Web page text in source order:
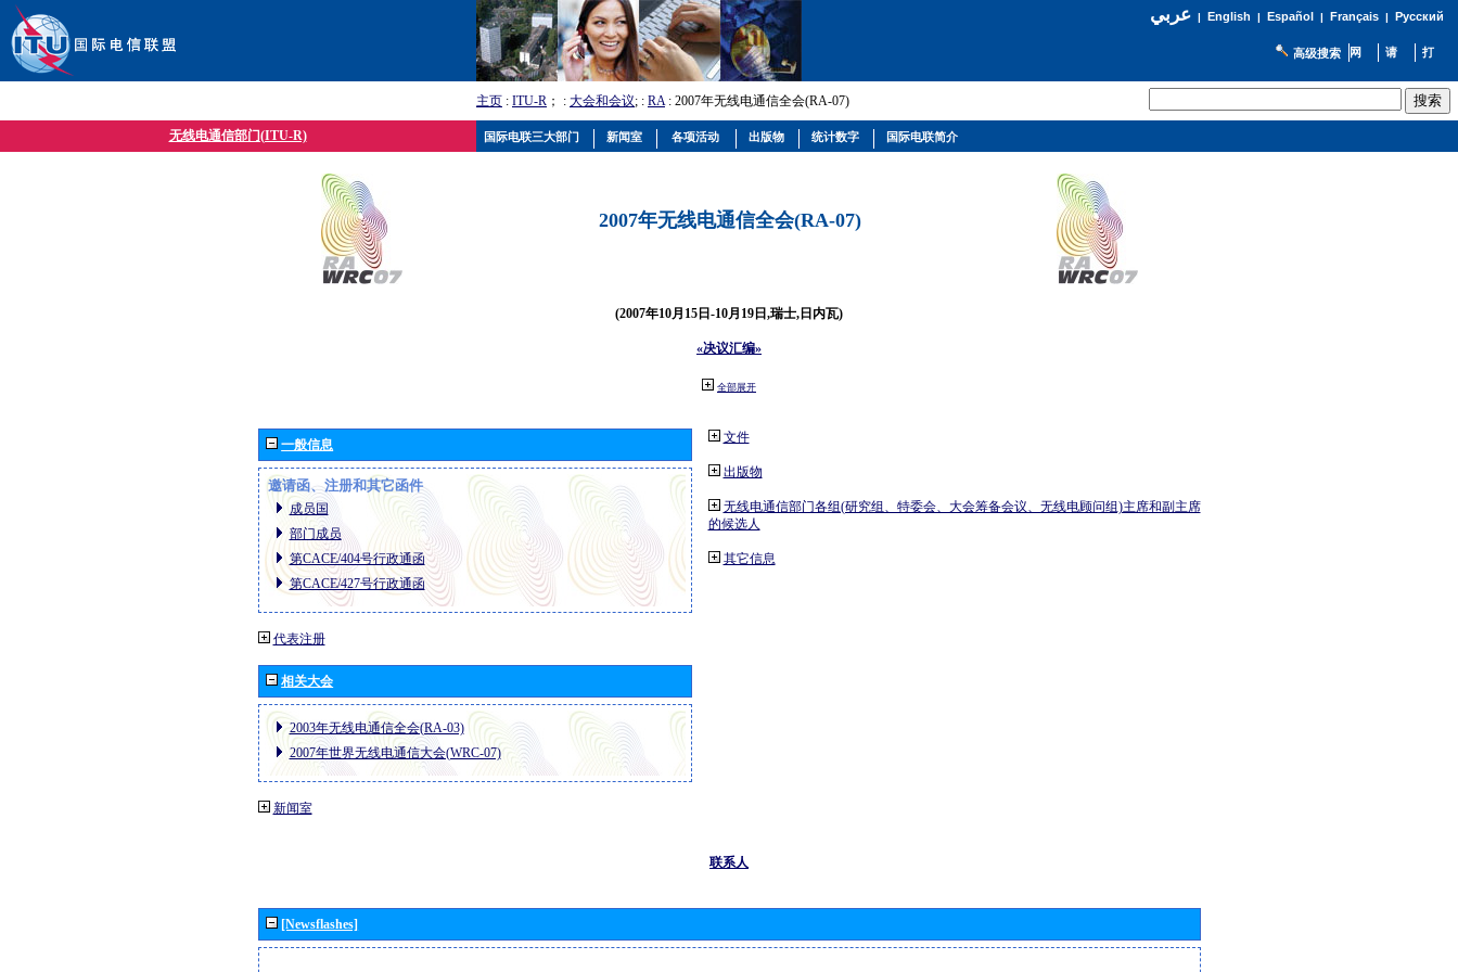
عربي| English | Español | Français| Русский
高级搜索
主页 : ITU-R ； : 大会和会议; : RA: 2007年无线电通信全会(RA-07)
无线电通信部门(ITU-R)
2007年无线电通信全会(RA-07)
(2007年10月15日-10月19日,瑞士,日内瓦)
«决议汇编»
全部展开
一般信息
邀请函、注册和其它函件
成员国
部门成员
第CACE/404号行政通函
第CACE/427号行政通函
代表注册
相关大会
2003年无线电通信全会(RA-03)
2007年世界无线电通信大会(WRC-07)
新闻室
文件
出版物
无线电通信部门各组(研究组、特委会、大会筹备会议、无线电顾问组)主席和副主席
的候选人
其它信息
联系人
[Newsflashes]
国际电联三大部门 新闻室 各项活动 出版物 统计数字 国际电联简介